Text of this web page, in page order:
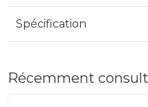
Spécification
Récemment